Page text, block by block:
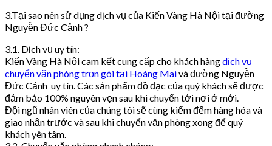
3.Tại sao nên sử dụng dịch vụ của Kiến Vàng Hà Nội tại đường
Nguyễn Đức Cảnh ?
3.1. Dịch vụ uy tín:
Kiến Vàng Hà Nội cam kết cung cấp cho khách hàngdịch vụ
chuyển văn phòng trọn gói tại Hoàng Maivà đường Nguyễn
Đức Cảnh uy tín. Các sản phẩm đồ đạc của quý khách sẽ được
đảm bảo 100% nguyên vẹn sau khi chuyển tới nơi ở mới.
Đội ngũ nhân viên của chúng tôi sẽ cùng kiểm đếm hàng hóa và
giao nhận trước và sau khi chuyển văn phòng xong để quý
khách yên tâm.